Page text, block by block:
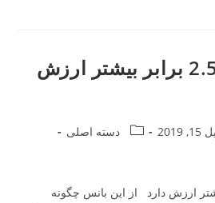
بلک جک اکنون 2.5 برابر بیشتر ارزش
2019
Post
دسته اصلی
2.5 برابر بیشتر ارزش دارد از این بانس چگونه